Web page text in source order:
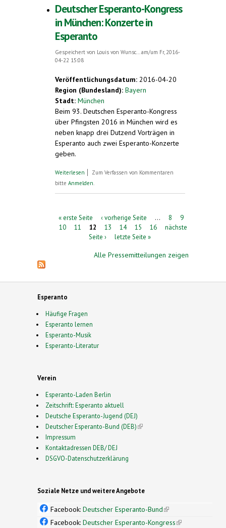
Deutscher Esperanto-Kongress
in München: Konzerte in
Esperanto
Gespeichert von Louis von Wunsc...am/um Fr, 2016-
04-22 15:08
Veröffentlichungsdatum: 2016-04-20
Region (Bundesland): Bayern
Stadt: München
Beim 93. Deutschen Esperanto-Kongress
über Pfingsten 2016 in München wird es
neben knapp drei Dutzend Vorträgen in
Esperanto auch zwei Esperanto-Konzerte
geben.
Weiterlesen über Deutscher Esperanto-Kongress in
Zum Verfassen von Kommentaren
bitte Anmelden.
Seiten« erste Seite ‹ vorherige Seite … 8
9
10
11 12 13 14 15 16
nächste
Seite ›
letzte Seite »
Alle Pressemitteilungen zeigen
Esperanto
Häufige Fragen
Esperanto lernen
Esperanto-Musik
Esperanto-Literatur
Verein
Esperanto-Laden Berlin
Zeitschrift: Esperanto aktuell
Deutsche Esperanto-Jugend (DEJ)
Deutscher Esperanto-Bund (DEB)(link is external)
Impressum
Kontaktadressen DEB/ DEJ
DSGVO-Datenschutzerklärung
Soziale Netze und weitere Angebote
Facebook: Deutscher Esperanto-Bund(link is
external)
Facebook: Deutscher Esperanto-Kongress(link is